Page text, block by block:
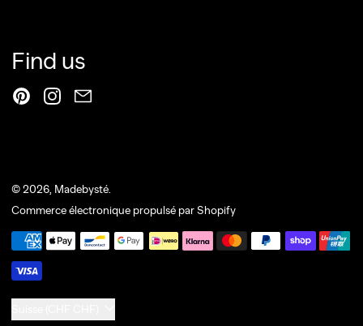
Find us
PinterestInstagram
© 2026, Madebysté.
Commerce électronique propulsé par Shopify
Moyens de paiement